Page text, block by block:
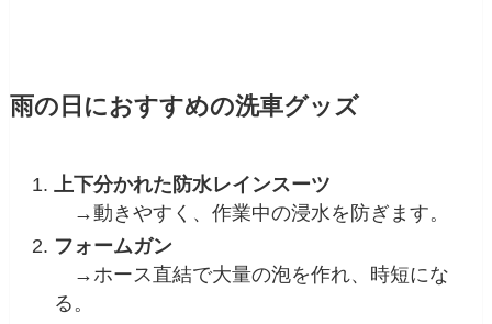
雨の日におすすめの洗車グッズ
上下分かれた防水レインスーツ
→動きやすく、作業中の浸水を防ぎます。
フォームガン
→ホース直結で大量の泡を作れ、時短にな
る。